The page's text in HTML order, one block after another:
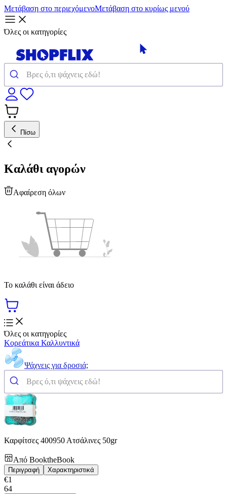
Μετάβαση στο περιεχόμενοΜετάβαση στο κυρίως μενού
Όλες οι κατηγορίες
Πίσω
Καλάθι αγορών
Αφαίρεση όλων
Το καλάθι είναι άδειο
Όλες οι κατηγορίες
Κορεάτικα Καλλυντικά
Ψάχνεις για δροσιά;
Καρφίτσες 400950 Ατσάλινες 50gr
Από BooktheBook
Περιγραφή Χαρακτηριστικά
€1
64